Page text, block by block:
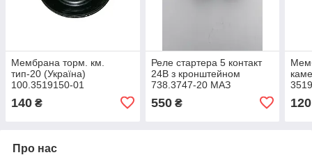
Мембрана торм. км.
тип-20 (Україна)
100.3519150-01
140 ₴
Реле стартера 5 контакт
24В з кронштейном
738.3747-20 МАЗ
550₴ 120
Про нас